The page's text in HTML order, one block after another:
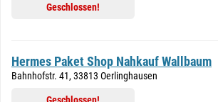
Geschlossen!
Hermes Paket Shop Nahkauf Wallbaum
Bahnhofstr. 41, 33813 Oerlinghausen